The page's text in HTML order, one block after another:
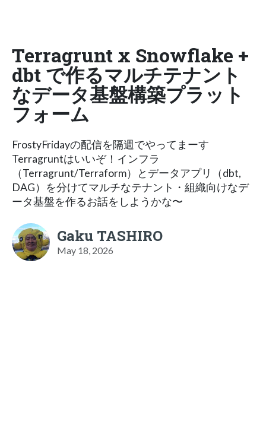
Terragrunt x Snowflake +
dbt で作るマルチテナント
なデータ基盤構築プラット
フォーム
FrostyFridayの配信を隔週でやってまーす
Terragruntはいいぞ！インフラ
（Terragrunt/Terraform）とデータアプリ（dbt,
DAG）を分けてマルチなテナント・組織向けなデ
ータ基盤を作るお話をしようかな〜
Gaku TASHIRO
May 18, 2026